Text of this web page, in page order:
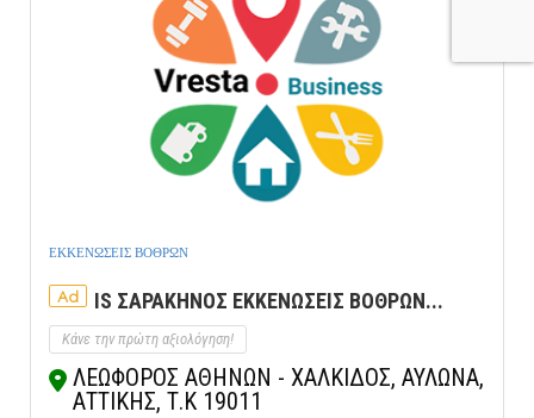
ΕΚΚΕΝΩΣΕΙΣ ΒΟΘΡΩΝ
Ad IS ΣΑΡΑΚΗΝΟΣ ΕΚΚΕΝΩΣΕΙΣ ΒΟΘΡΩΝ...
Κάνε την πρώτη αξιολόγηση!
ΛΕΩΦΟΡΟΣ ΑΘΗΝΩΝ - ΧΑΛΚΙΔΟΣ, ΑΥΛΩΝΑ,
ΑΤΤΙΚΗΣ, Τ.Κ 19011